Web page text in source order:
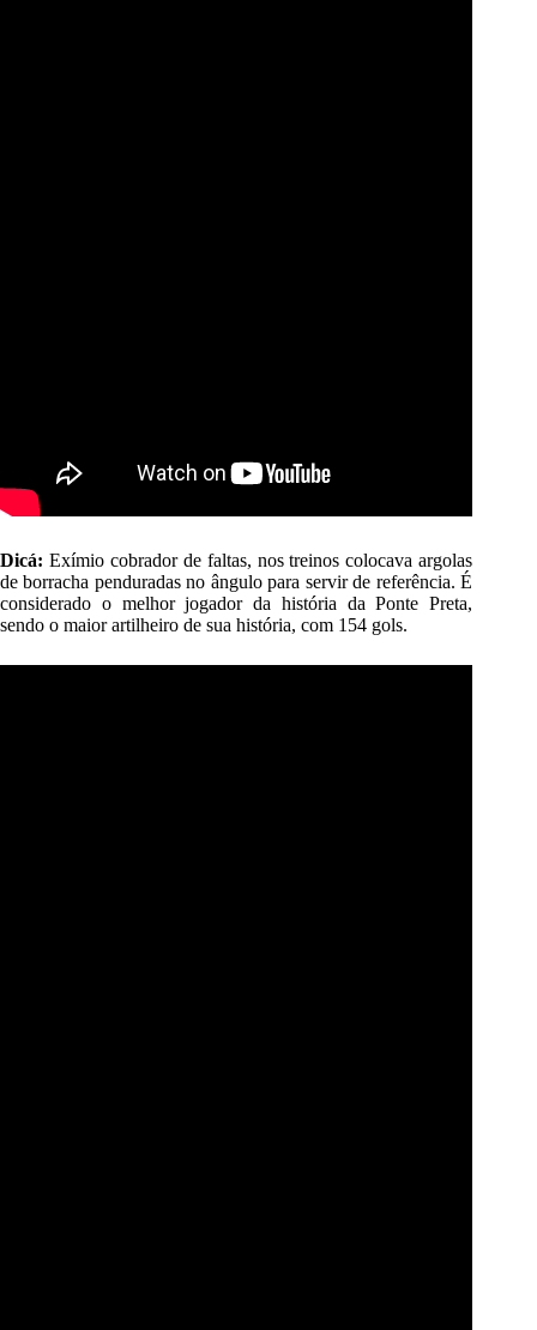
Dicá: Exímio cobrador de faltas, nos treinos colocava argolas
de borracha penduradas no ângulo para servir de referência. É
considerado o melhor jogador da história da Ponte Preta,
sendo o maior artilheiro de sua história, com 154 gols.